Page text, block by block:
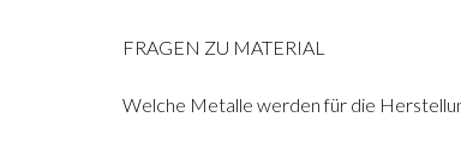
FRAGEN ZU MATERIAL
Welche Metalle werden für die